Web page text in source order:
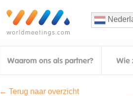
Waarom ons als partner? Wie
← Terug naar overzicht